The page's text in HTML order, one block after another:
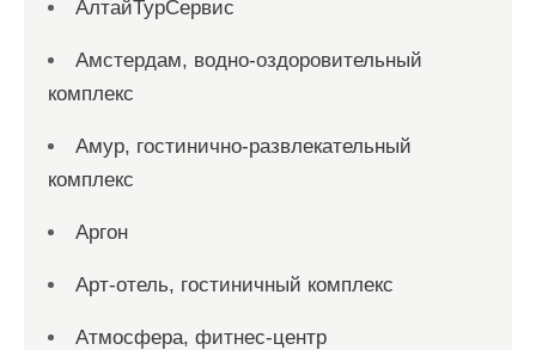
АлтайТурСервис
Амстердам, водно-оздоровительный
комплекс
Амур, гостинично-развлекательный
комплекс
Аргон
Арт-отель, гостиничный комплекс
Атмосфера, фитнес-центр